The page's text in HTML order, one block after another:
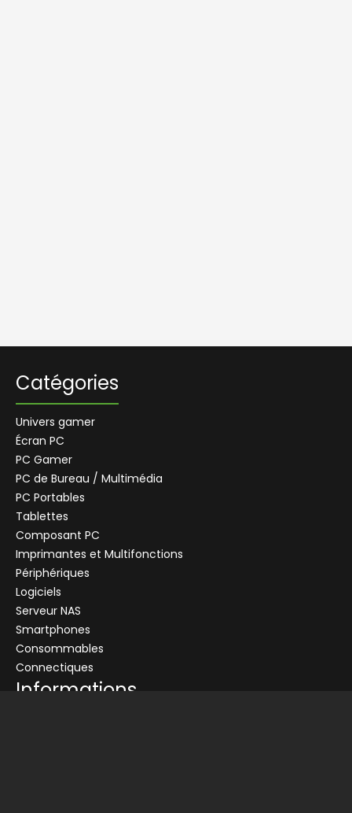
Connectez-vous pour voir les informations de ce produit
CENTRALE+
Catégories
Univers gamer
Écran PC
PC Gamer
PC de Bureau / Multimédia
PC Portables
Tablettes
Composant PC
Imprimantes et Multifonctions
Périphériques
Logiciels
Serveur NAS
Smartphones
Consommables
Connectiques
Informations